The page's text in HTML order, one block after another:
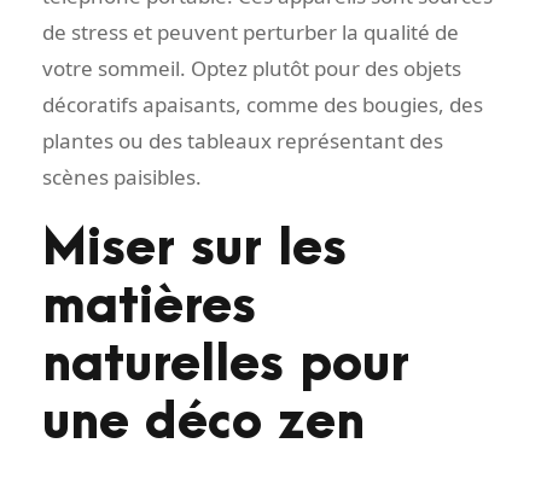
de stress et peuvent perturber la qualité de
votre sommeil. Optez plutôt pour des objets
décoratifs apaisants, comme des bougies, des
plantes ou des tableaux représentant des
scènes paisibles.
Miser sur les
matières
naturelles pour
une déco zen